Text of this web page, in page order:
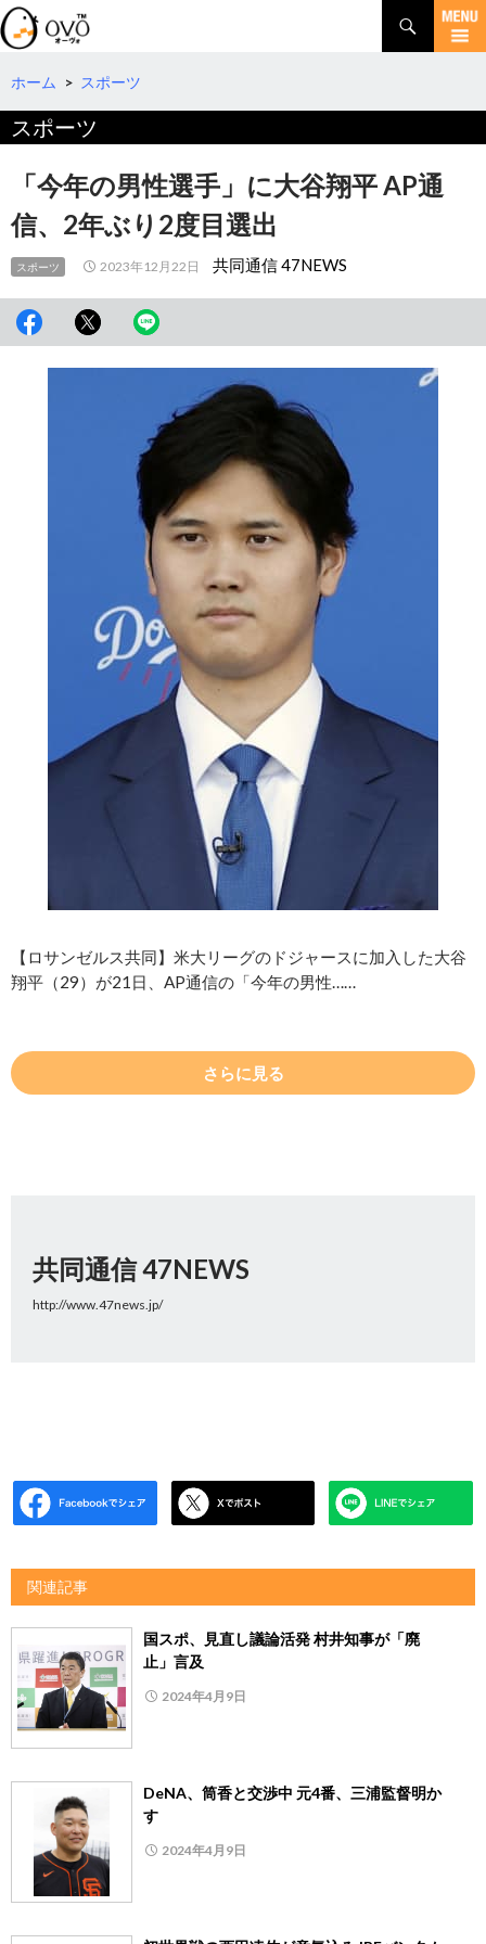
検
索
コ
テ
へ
ホーム > スポーツ
スポーツ
「今年の男性選手」に大谷翔平 AP通
信、2年ぶり2度目選出
スポーツ 2023年12月22日 共同通信 47NEWS
【ロサンゼルス共同】米大リーグのドジャースに加入した大谷
翔平（29）が21日、AP通信の「今年の男性……
さらに見る
共同通信 47NEWS
http://www.47news.jp/
関連記事
国スポ、見直し議論活発 村井知事が「廃
止」言及
2024年4月9日
DeNA、筒香と交渉中 元4番、三浦監督明か
す
2024年4月9日